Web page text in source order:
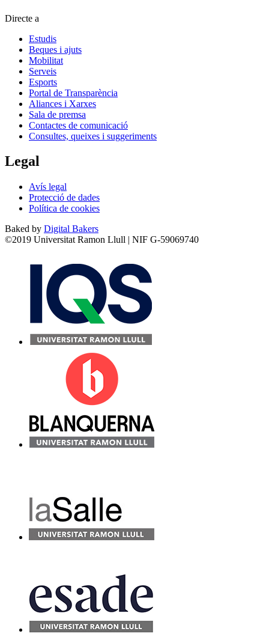
Directe a
Estudis
Beques i ajuts
Mobilitat
Serveis
Esports
Portal de Transparència
Aliances i Xarxes
Sala de premsa
Contactes de comunicació
Consultes, queixes i suggeriments
Legal
Avís legal
Protecció de dades
Política de cookies
Baked by Digital Bakers
©2019 Universitat Ramon Llull | NIF G-59069740